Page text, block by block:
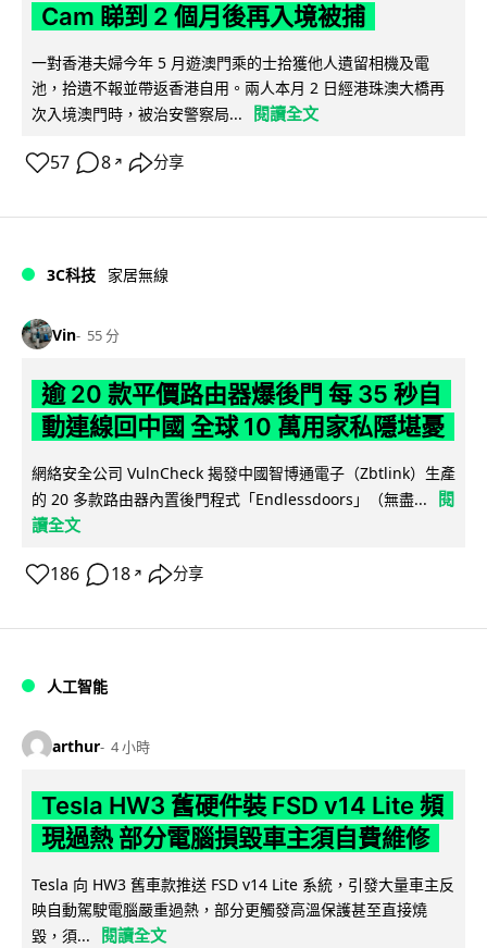
Cam 睇到 2 個月後再入境被捕
一對香港夫婦今年 5 月遊澳門乘的士拾獲他人遺留相機及電
池，拾遺不報並帶返香港自用。兩人本月 2 日經港珠澳大橋再
次入境澳門時，被治安警察局...
閱讀全文
57 8 ↗ 分享
3C科技 家居無線
Vin 55 分
逾 20 款平價路由器爆後門 每 35 秒自
動連線回中國 全球 10 萬用家私隱堪憂
網絡安全公司 VulnCheck 揭發中國智博通電子（Zbtlink）生產
的 20 多款路由器內置後門程式「Endlessdoors」（無盡...
閱
讀全文
186 18 ↗ 分享
人工智能
arthur 4 小時
Tesla HW3 舊硬件裝 FSD v14 Lite 頻
現過熱 部分電腦損毀車主須自費維修
Tesla 向 HW3 舊車款推送 FSD v14 Lite 系統，引發大量車主反
映自動駕駛電腦嚴重過熱，部分更觸發高溫保護甚至直接燒
毀，須...
閱讀全文